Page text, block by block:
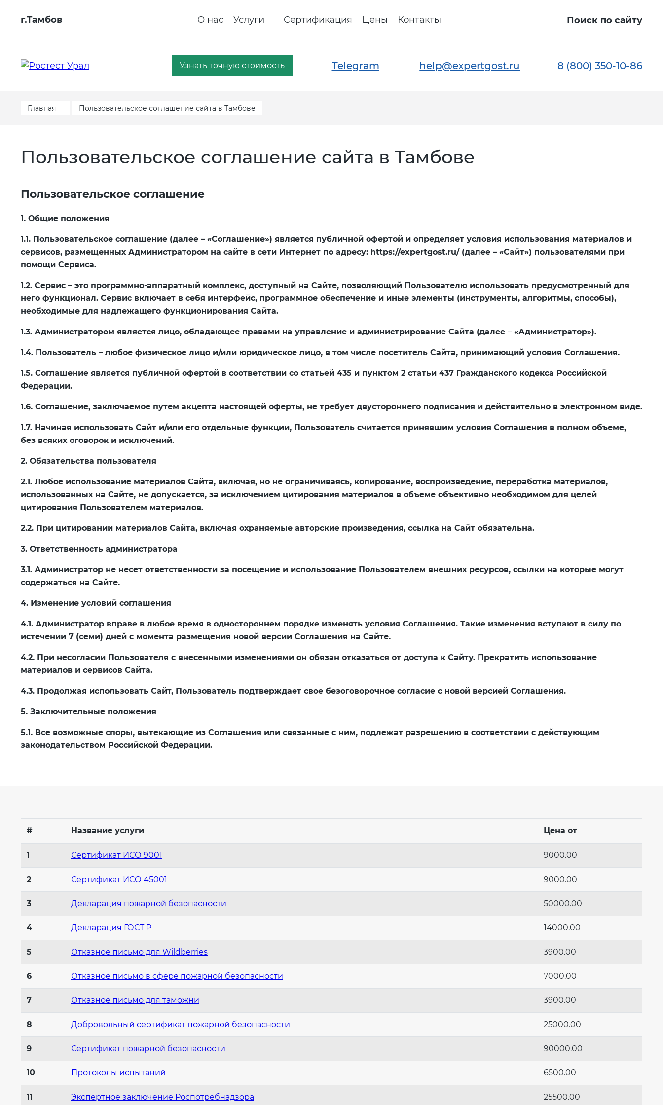
г.Тамбов О нас Услуги Сертификация Цены Контакты Поиск по сайту
Узнать точную стоимость Telegram help@expertgost.ru 8 (800) 350-10-86
Главная Пользовательское соглашение сайта в Тамбове
Пользовательское соглашение сайта в Тамбове
Пользовательское соглашение
1. Общие положения
1.1. Пользовательское соглашение (далее – «Соглашение») является публичной офертой и определяет условия использования материалов и
сервисов, размещенных Администратором на сайте в сети Интернет по адресу: https://expertgost.ru/ (далее – «Сайт») пользователями при
помощи Сервиса.
1.2. Сервис – это программно-аппаратный комплекс, доступный на Сайте, позволяющий Пользователю использовать предусмотренный для
него функционал. Сервис включает в себя интерфейс, программное обеспечение и иные элементы (инструменты, алгоритмы, способы),
необходимые для надлежащего функционирования Сайта.
1.3. Администратором является лицо, обладающее правами на управление и администрирование Сайта (далее – «Администратор»).
1.4. Пользователь – любое физическое лицо и/или юридическое лицо, в том числе посетитель Сайта, принимающий условия Соглашения.
1.5. Соглашение является публичной офертой в соответствии со статьей 435 и пунктом 2 статьи 437 Гражданского кодекса Российской
Федерации.
1.6. Соглашение, заключаемое путем акцепта настоящей оферты, не требует двустороннего подписания и действительно в электронном виде.
1.7. Начиная использовать Сайт и/или его отдельные функции, Пользователь считается принявшим условия Соглашения в полном объеме,
без всяких оговорок и исключений.
2. Обязательства пользователя
2.1. Любое использование материалов Сайта, включая, но не ограничиваясь, копирование, воспроизведение, переработка материалов,
использованных на Сайте, не допускается, за исключением цитирования материалов в объеме объективно необходимом для целей
цитирования Пользователем материалов.
2.2. При цитировании материалов Сайта, включая охраняемые авторские произведения, ссылка на Сайт обязательна.
3. Ответственность администратора
3.1. Администратор не несет ответственности за посещение и использование Пользователем внешних ресурсов, ссылки на которые могут
содержаться на Сайте.
4. Изменение условий соглашения
4.1. Администратор вправе в любое время в одностороннем порядке изменять условия Соглашения. Такие изменения вступают в силу по
истечении 7 (семи) дней с момента размещения новой версии Соглашения на Сайте.
4.2. При несогласии Пользователя с внесенными изменениями он обязан отказаться от доступа к Сайту. Прекратить использование
материалов и сервисов Сайта.
4.3. Продолжая использовать Сайт, Пользователь подтверждает свое безоговорочное согласие с новой версией Соглашения.
5. Заключительные положения
5.1. Все возможные споры, вытекающие из Соглашения или связанные с ним, подлежат разрешению в соответствии с действующим
законодательством Российской Федерации.
# Название услуги Цена от
1 Сертификат ИСО 9001 9000.00
2 Сертификат ИСО 45001 9000.00
3 Декларация пожарной безопасности 50000.00
4 Декларация ГОСТ Р 14000.00
5 Отказное письмо для Wildberries 3900.00
6 Отказное письмо в сфере пожарной безопасности 7000.00
7 Отказное письмо для таможни 3900.00
8 Добровольный сертификат пожарной безопасности 25000.00
9 Сертификат пожарной безопасности 90000.00
10 Протоколы испытаний 6500.00
11 Экспертное заключение Роспотребнадзора 25500.00